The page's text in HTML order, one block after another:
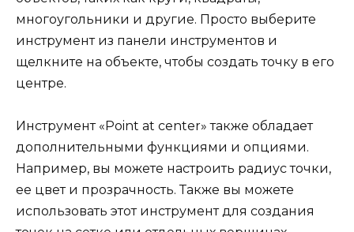
многоугольники и другие. Просто выберите
инструмент из панели инструментов и
щелкните на объекте, чтобы создать точку в его
центре.
Инструмент «Point at center» также обладает
дополнительными функциями и опциями.
Например, вы можете настроить радиус точки,
ее цвет и прозрачность. Также вы можете
использовать этот инструмент для создания